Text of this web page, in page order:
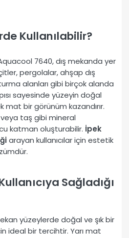
Kullanılabilir?
7640, dış mekanda yer
pergolalar, ahşap dış
alanları gibi birçok alanda
sayesinde yüzeyin doğal
mat bir görünüm kazandırır.
taş gibi mineral
katman oluşturabilir. İpek
arayan kullanıcılar için estetik
Sağladığı
yüzeylerde doğal ve şık bir
ideal bir tercihtir. Yarı mat